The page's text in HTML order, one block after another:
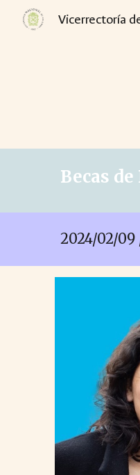
Vicerrectoría
Becas
2024/02/